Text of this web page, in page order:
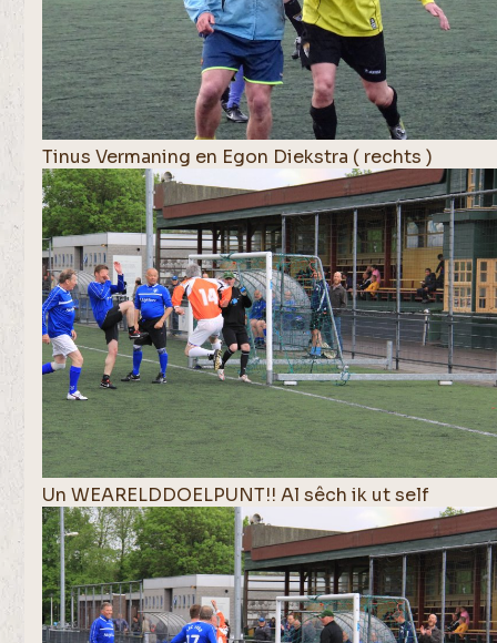
Tinus Vermaning en Egon Diekstra ( rechts )
Un WEARELDDOELPUNT!! Al sêch ik ut self